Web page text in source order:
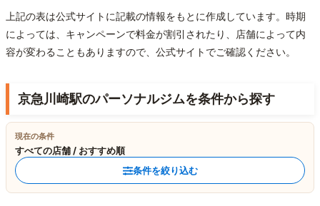
上記の表は公式サイトに記載の情報をもとに作成しています。時期
によっては、キャンペーンで料金が割引されたり、店舗によって内
容が変わることもありますので、公式サイトでご確認ください。
京急川崎駅のパーソナルジムを条件から探す
現在の条件
すべての店舗 / おすすめ順
条件を絞り込む